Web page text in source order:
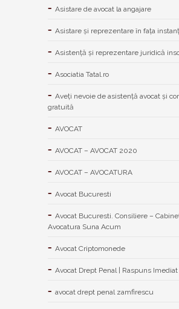
Asistare de avocat la angajare
Asistare și reprezentare în fața
Asistență și reprezentare juridică
Asociatia Tatal.ro
Aveţi nevoie de asistenţă avocat şi
gratuită
AVOCAT
AVOCAT – AVOCAT 2020
AVOCAT – AVOCATURA
Avocat Bucuresti
Avocat Bucuresti. Consiliere –
Avocatura Suna Acum
Avocat Criptomonede
Avocat Drept Penal | Raspuns Imediat
avocat drept penal zamfirescu